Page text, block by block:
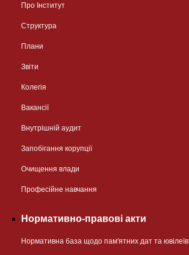
Про Інститут
Структура
Плани
Звіти
Колегія
Вакансії
Внутрішній аудит
Запобігання корупції
Очищення влади
Професійне навчання
Нормативно-правові акти
Нормативна база щодо пам'ятних дат та ювілеїв